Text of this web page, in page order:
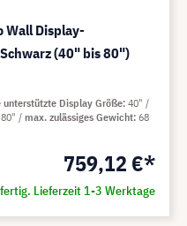
Wall Display-
(40" bis 80")
759,12 €*
Lieferzeit 1-3 Werktage
unterstützte Display Größe 40"
80" max. zulässiges Gewicht 68